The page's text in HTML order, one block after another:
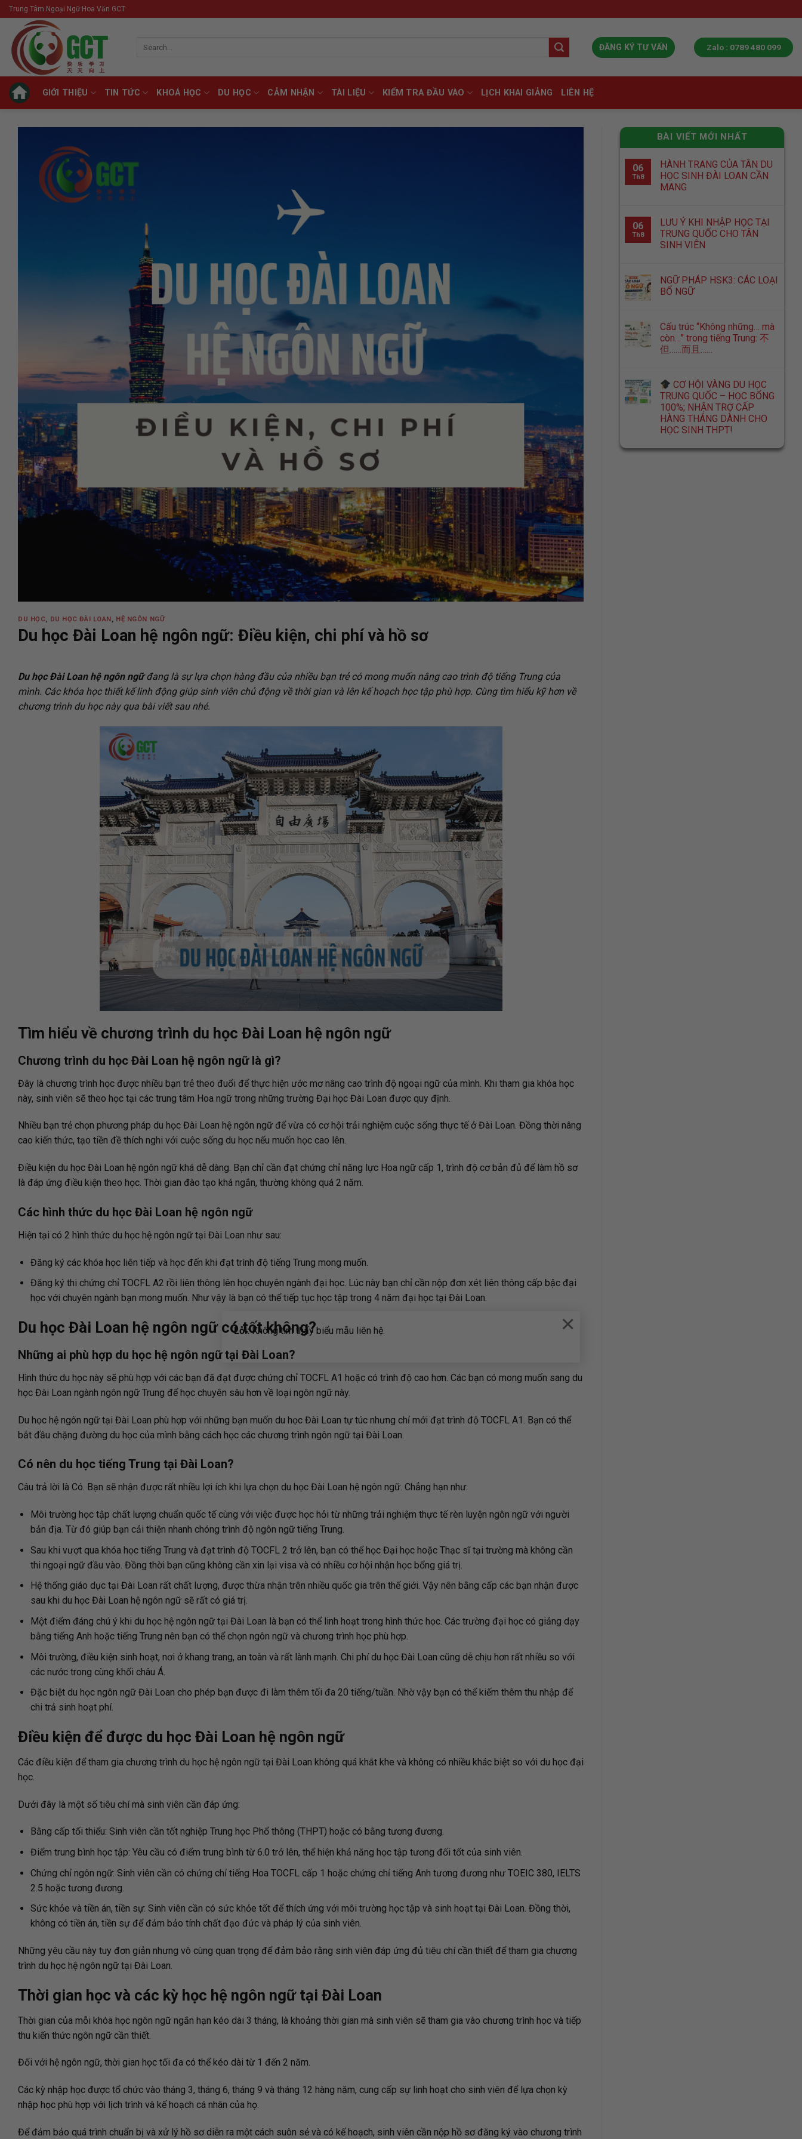
Lỗi:Không tìm thấy biểu mẫu liên hệ. ×
Skip
to
content
Trung Tâm Ngoại Ngữ Hoa Văn GCT
ĐĂNG KÝ TƯ VẤN Zalo : 0789 480 099
GIỚI THIỆU TIN TỨC KHOÁ HỌC DU HỌC CẢM NHẬN TÀI LIỆU KIỂM TRA ĐẦU VÀO LỊCH KHAI GIẢNG LIÊN HỆ
DU HỌC, DU HỌC ĐÀI LOAN, HỆ NGÔN NGỮ
Du học Đài Loan hệ ngôn ngữ: Điều kiện, chi phí và hồ sơ
Du học Đài Loan hệ ngôn ngữđang là sự lựa chọn hàng đầu của nhiều bạn trẻ có mong muốn nâng cao trình độ tiếng Trung của
mình. Các khóa học thiết kế linh động giúp sinh viên chủ động về thời gian và lên kế hoạch học tập phù hợp. Cùng tìm hiểu kỹ hơn về
chương trình du học này qua bài viết sau nhé.
Tìm hiểu về chương trình du học Đài Loan hệ ngôn ngữ
Chương trình du học Đài Loan hệ ngôn ngữ là gì?
Đây là chương trình học được nhiều bạn trẻ theo đuổi để thực hiện ước mơ nâng cao trình độ ngoại ngữ của mình. Khi tham gia khóa học
này, sinh viên sẽ theo học tại các trung tâm Hoa ngữ trong những trường Đại học Đài Loan được quy định.
Nhiều bạn trẻ chọn phương pháp du học Đài Loan hệ ngôn ngữ để vừa có cơ hội trải nghiệm cuộc sống thực tế ở Đài Loan. Đồng thời nâng
cao kiến thức, tạo tiền đề thích nghi với cuộc sống du học nếu muốn học cao lên.
Điều kiện du học Đài Loan hệ ngôn ngữ khá dễ dàng. Bạn chỉ cần đạt chứng chỉ năng lực Hoa ngữ cấp 1, trình độ cơ bản đủ để làm hồ sơ
là đáp ứng điều kiện theo học. Thời gian đào tạo khá ngắn, thường không quá 2 năm.
Các hình thức du học Đài Loan hệ ngôn ngữ
Hiện tại có 2 hình thức du học hệ ngôn ngữ tại Đài Loan như sau:
Đăng ký các khóa học liên tiếp và học đến khi đạt trình độ tiếng Trung mong muốn.
Đăng ký thi chứng chỉ TOCFL A2 rồi liên thông lên học chuyên ngành đại học. Lúc này bạn chỉ cần nộp đơn xét liên thông cấp bậc đại
học với chuyên ngành bạn mong muốn. Như vậy là bạn có thể tiếp tục học tập trong 4 năm đại học tại Đài Loan.
Du học Đài Loan hệ ngôn ngữ có tốt không?
Những ai phù hợp du học hệ ngôn ngữ tại Đài Loan?
Hình thức du học này sẽ phù hợp với các bạn đã đạt được chứng chỉ TOCFL A1 hoặc có trình độ cao hơn. Các bạn có mong muốn sang du
học Đài Loan ngành ngôn ngữ Trung để học chuyên sâu hơn về loại ngôn ngữ này.
Du học hệ ngôn ngữ tại Đài Loan phù hợp với những bạn muốn du học Đài Loan tự túc nhưng chỉ mới đạt trình độ TOCFL A1. Bạn có thể
bắt đầu chặng đường du học của mình bằng cách học các chương trình ngôn ngữ tại Đài Loan.
Có nên du học tiếng Trung tại Đài Loan?
Câu trả lời là Có. Bạn sẽ nhận được rất nhiều lợi ích khi lựa chọn du học Đài Loan hệ ngôn ngữ. Chẳng hạn như:
Môi trường học tập chất lượng chuẩn quốc tế cùng với việc được học hỏi từ những trải nghiệm thực tế rèn luyện ngôn ngữ với người
bản địa. Từ đó giúp bạn cải thiện nhanh chóng trình độ ngôn ngữ tiếng Trung.
Sau khi vượt qua khóa học tiếng Trung và đạt trình độ TOCFL 2 trở lên, bạn có thể học Đại học hoặc Thạc sĩ tại trường mà không cần
thi ngoại ngữ đầu vào. Đồng thời bạn cũng không cần xin lại visa và có nhiều cơ hội nhận học bổng giá trị.
Hệ thống giáo dục tại Đài Loan rất chất lượng, được thừa nhận trên nhiều quốc gia trên thế giới. Vậy nên bằng cấp các bạn nhận được
sau khi du học Đài Loan hệ ngôn ngữ sẽ rất có giá trị.
Một điểm đáng chú ý khi du học hệ ngôn ngữ tại Đài Loan là bạn có thể linh hoạt trong hình thức học. Các trường đại học có giảng dạy
bằng tiếng Anh hoặc tiếng Trung nên bạn có thể chọn ngôn ngữ và chương trình học phù hợp.
Môi trường, điều kiện sinh hoạt, nơi ở khang trang, an toàn và rất lành mạnh. Chi phí du học Đài Loan cũng dễ chịu hơn rất nhiều so với
các nước trong cùng khối châu Á.
Đặc biệt du học ngôn ngữ Đài Loan cho phép bạn được đi làm thêm tối đa 20 tiếng/tuần. Nhờ vậy bạn có thể kiếm thêm thu nhập để
chi trả sinh hoạt phí.
Điều kiện để được du học Đài Loan hệ ngôn ngữ
Các điều kiện để tham gia chương trình du học hệ ngôn ngữ tại Đài Loan không quá khắt khe và không có nhiều khác biệt so với du học đại
học.
Dưới đây là một số tiêu chí mà sinh viên cần đáp ứng:
Bằng cấp tối thiểu: Sinh viên cần tốt nghiệp Trung học Phổ thông (THPT) hoặc có bằng tương đương.
Điểm trung bình học tập: Yêu cầu có điểm trung bình từ 6.0 trở lên, thể hiện khả năng học tập tương đối tốt của sinh viên.
Chứng chỉ ngôn ngữ: Sinh viên cần có chứng chỉ tiếng Hoa TOCFL cấp 1 hoặc chứng chỉ tiếng Anh tương đương như TOEIC 380, IELTS
2.5 hoặc tương đương.
Sức khỏe và tiền án, tiền sự: Sinh viên cần có sức khỏe tốt để thích ứng với môi trường học tập và sinh hoạt tại Đài Loan. Đồng thời,
không có tiền án, tiền sự để đảm bảo tính chất đạo đức và pháp lý của sinh viên.
Những yêu cầu này tuy đơn giản nhưng vô cùng quan trọng để đảm bảo rằng sinh viên đáp ứng đủ tiêu chí cần thiết để tham gia chương
trình du học hệ ngôn ngữ tại Đài Loan.
Thời gian học và các kỳ học hệ ngôn ngữ tại Đài Loan
Thời gian của mỗi khóa học ngôn ngữ ngắn hạn kéo dài 3 tháng, là khoảng thời gian mà sinh viên sẽ tham gia vào chương trình học và tiếp
thu kiến thức ngôn ngữ cần thiết.
Đối với hệ ngôn ngữ, thời gian học tối đa có thể kéo dài từ 1 đến 2 năm.
Các kỳ nhập học được tổ chức vào tháng 3, tháng 6, tháng 9 và tháng 12 hàng năm, cung cấp sự linh hoạt cho sinh viên để lựa chọn kỳ
nhập học phù hợp với lịch trình và kế hoạch cá nhân của họ.
Để đảm bảo quá trình chuẩn bị và xử lý hồ sơ diễn ra một cách suôn sẻ và có kế hoạch, sinh viên cần nộp hồ sơ đăng ký vào chương trình
BÀI VIẾT MỚI NHẤT
06
Th8
HÀNH TRANG CỦA TÂN DU
HỌC SINH ĐÀI LOAN CẦN
MANG
06
Th8
LƯU Ý KHI NHẬP HỌC TẠI
TRUNG QUỐC CHO TÂN
SINH VIÊN
NGỮ PHÁP HSK3: CÁC LOẠI
BỔ NGỮ
Cấu trúc “Không những… mà
còn…” trong tiếng Trung: 不
但……而且……
CƠ HỘI VÀNG DU HỌC
TRUNG QUỐC – HỌC BỔNG
100%; NHẬN TRỢ CẤP
HÀNG THÁNG DÀNH CHO
HỌC SINH THPT!